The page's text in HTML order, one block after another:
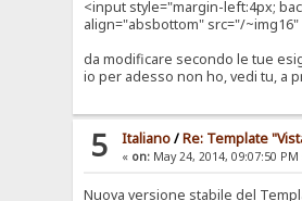
<input style="margin-left:4px;
align="absbottom" src="/
da modificare secondo le tue
io per adesso non ho, vedi tu, a
5 Italiano/Re: Template
« on: May 24, 2014, 09:07:50 PM
Nuova versione stabile del